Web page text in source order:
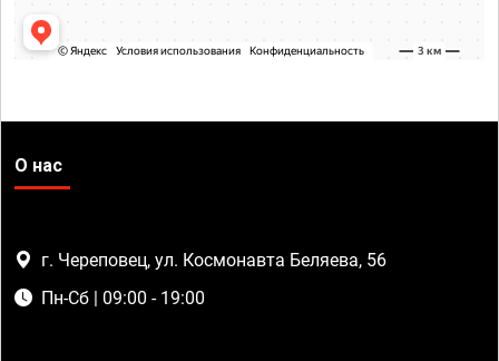
О нас
г. Череповец, ул. Космонавта Беляева, 56
Пн-Сб | 09:00 - 19:00